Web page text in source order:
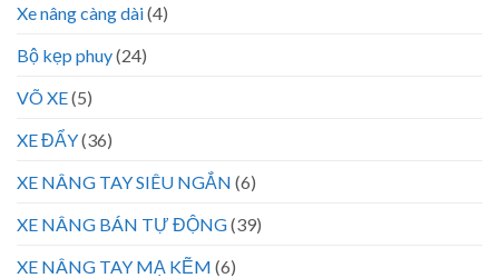
Xe nâng càng dài(4)
Bộ kẹp phuy(24)
VÕ XE(5)
XE ĐẨY(36)
XE NÂNG TAY SIÊU NGẮN (6)
XE NÂNG BÁN TỰ ĐỘNG(39)
XE NÂNG TAY MẠ KẼM (6)